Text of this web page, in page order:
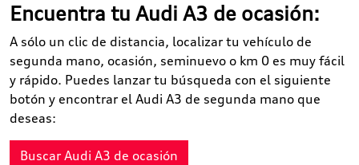
Encuentra tu Audi A3 de ocasión:
A sólo un clic de distancia, localizar tu vehículo de
segunda mano, ocasión, seminuevo o km 0 es muy fácil
y rápido. Puedes lanzar tu búsqueda con el siguiente
botón y encontrar el Audi A3 de segunda mano que
deseas:
Buscar Audi A3 de ocasión